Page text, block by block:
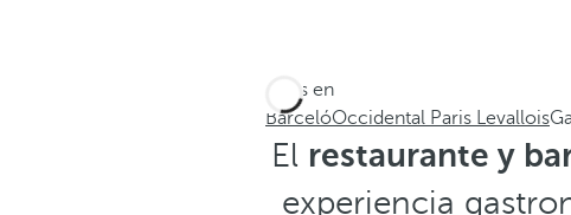
Estás en
BarcelóOccidental Paris Levallois
El restaurante y
experiencia